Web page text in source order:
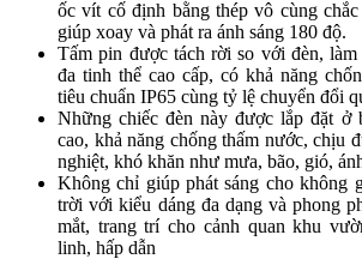
ốc vít cố định bằng thép vô cùng
giúp xoay và phát ra ánh sáng 180 độ.
Tấm pin được tách rời so với đèn,
đa tinh thể cao cấp, có khả năng
tiêu chuẩn IP65 cùng tỷ lệ chuyển đổi
Những chiếc đèn này được lắp đặt ở
cao, khả năng chống thấm nước, chịu
nghiệt, khó khăn như mưa, bão, gió,
Không chỉ giúp phát sáng cho không
trời với kiểu dáng đa dạng và phong
mắt, trang trí cho cảnh quan khu
linh, hấp dẫn